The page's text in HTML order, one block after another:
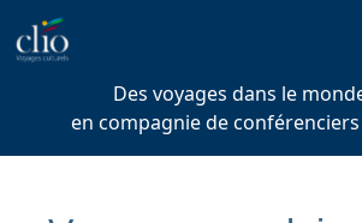
Des voyages dans le
en compagnie de